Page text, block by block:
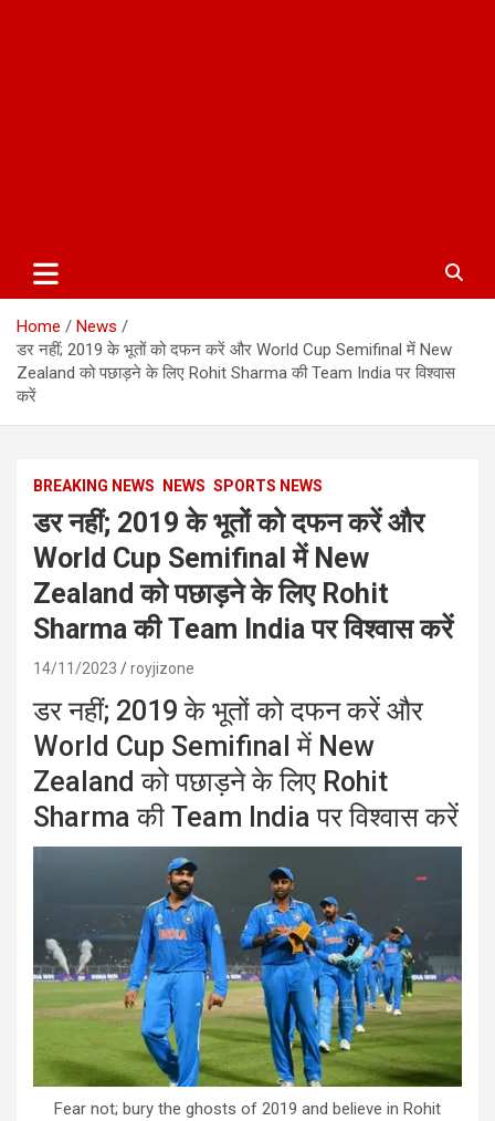
Home
News
डर नहीं; 2019 के भूतों को दफन करें और World Cup Semifinal में New
Zealand को पछाड़ने के लिए Rohit Sharma की Team India पर विश्वास
करें
BREAKING NEWS NEWS SPORTS NEWS
डर नहीं; 2019 के भूतों को दफन करें और
World Cup Semifinal में New
Zealand को पछाड़ने के लिए Rohit
Sharma की Team India पर विश्वास करें
14/11/2023 royjizone
डर नहीं; 2019 के भूतों को दफन करें और
World Cup Semifinal में New
Zealand को पछाड़ने के लिए Rohit
Sharma की Team India पर विश्वास करें
Fear not; bury the ghosts of 2019 and believe in Rohit